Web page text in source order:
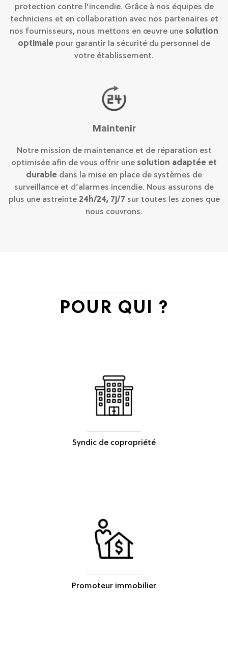
protection contre l’incendie. Grâce à nos équipes de
techniciens et en collaboration avec nos partenaires et
nos fournisseurs, nous mettons en œuvre une solution
optimale pour garantir la sécurité du personnel de
votre établissement.
Maintenir
Notre mission de maintenance et de réparation est
optimisée afin de vous offrir une solution adaptée et
durable dans la mise en place de systèmes de
surveillance et d’alarmes incendie. Nous assurons de
plus une astreinte 24h/24, 7j/7 sur toutes les zones que
nous couvrons.
POUR QUI ?
Syndic de copropriété
Promoteur immobilier